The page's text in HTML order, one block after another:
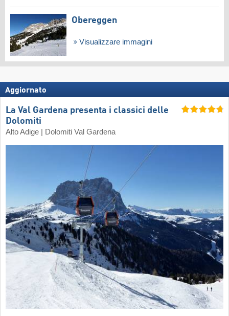
Obereggen
Visualizzare immagini
Aggiornato
La Val Gardena presenta i classici delle
Dolomiti
Alto Adige | Dolomiti Val Gardena